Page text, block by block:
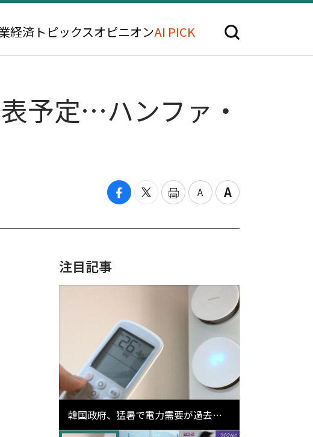
経済 トピックスオピニオンAI PICK
予定…ハンファ・
注目記事
韓国政府、猛暑で電力需要が過去最